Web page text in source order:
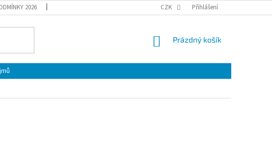
2026 PODMÍNKY OCHRANY OSOBNÍCH ÚDAJŮ
CZK Přihlášení
NÁKUPNÍ
Prázdný košík